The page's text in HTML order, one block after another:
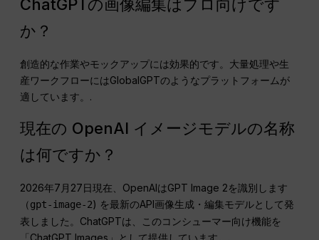
ChatGPTの画像編集はプロ向けです
か？
創造的な作業やモックアップには効果的です。大量処理や生
産ワークフローにはGlobalGPTのようなプラットフォームが
適しています。.
現在の OpenAI イメージモデルの名称
は何ですか？
2026年7月27日現在、OpenAIはGPT Image 2を識別します
（gpt-image-2) を最新のAPI画像生成・編集モデルとして発
表しました。ChatGPTは、このコンシューマー向け機能を
「ChatGPT Images」として提供しています。.